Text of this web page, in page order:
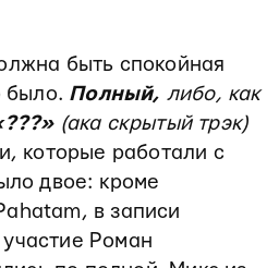
быть спокойная
было. Полный, либо, как
(ака скрытый трэк)
которые работали с
двое: кроме
в записи
Роман